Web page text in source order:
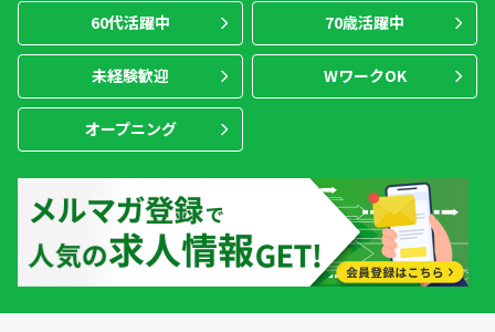
60代活躍中 70歳活躍中
未経験歓迎 WワークOK
オープニング